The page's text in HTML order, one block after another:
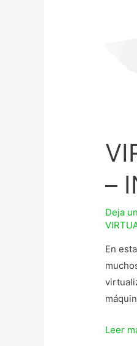
–
Deja
En
Leer